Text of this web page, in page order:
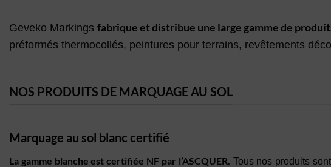
Geveko Markings fabrique et distribue une large gamme de
préformés thermocollés, peintures pour terrains, revêtements
NOS PRODUITS DE MARQUAGE AU SOL
Marquage au sol blanc certifié
La gamme blanche est certifiée NF par l’ASCQUER. Tous nos produits sont